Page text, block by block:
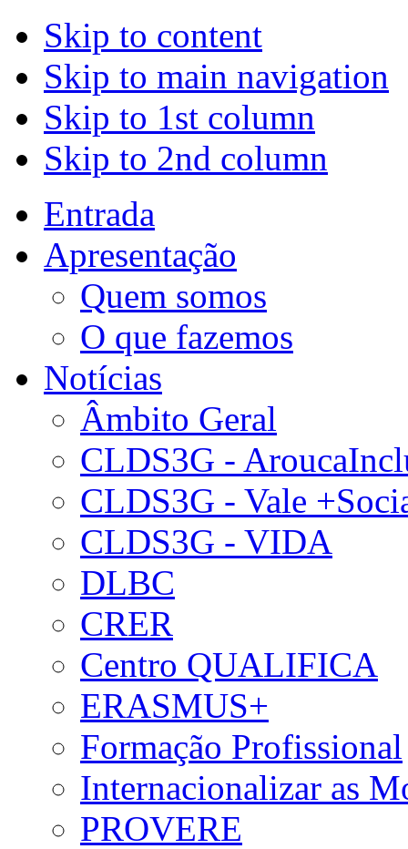
Skip to content
Skip to main navigation
Skip to 1st column
Skip to 2nd column
Entrada
Apresentação
Quem somos
O que fazemos
Notícias
Âmbito Geral
CLDS3G -
CLDS3G - Vale
CLDS3G - VIDA
DLBC
CRER
Centro QUALIFICA
ERASMUS+
Formação Profissional
Internacionalizar as
PROVERE